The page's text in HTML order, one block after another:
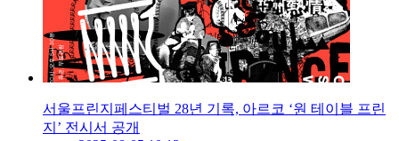
서울프린지페스티벌 28년 기록, 아르코 ‘원 테이블 프린
지’ 전시서 공개